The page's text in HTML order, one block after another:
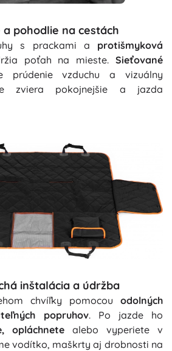
a pohodlie na cestách
s prackami a protišmyková
poťah na mieste.Sieťované
prúdenie vzduchu a vizuálny
zviera pokojnejšie a jazda
inštalácia a údržba
chvíľky pomocou odolných
popruhov. Po jazde ho
opláchnete alebo vyperiete v
vodítko, maškrty aj drobnosti na